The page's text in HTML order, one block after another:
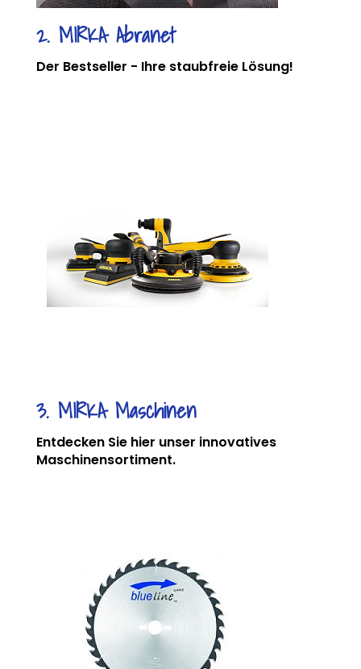
2. MIRKA Abranet
Der Bestseller - Ihre staubfreie Lösung!
3. MIRKA Maschinen
Entdecken Sie hier unser innovatives
Maschinensortiment.